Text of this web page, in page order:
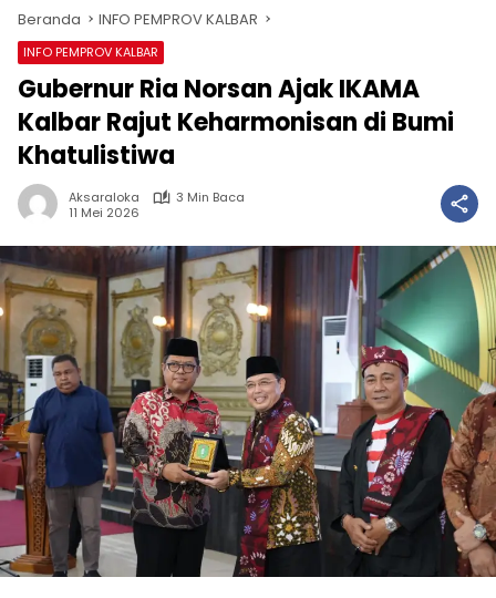
Beranda INFO PEMPROV KALBAR
INFO PEMPROV KALBAR
Gubernur Ria Norsan Ajak IKAMA
Kalbar Rajut Keharmonisan di Bumi
Khatulistiwa
Aksaraloka
3 Min Baca
11 Mei 2026